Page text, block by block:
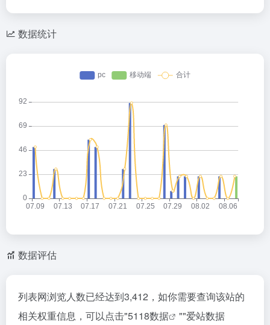
数据统计
数据评估
列表网浏览人数已经达到3,412，如你需要查询该站的
相关权重信息，可以点击"5118数据 ""爱站数据